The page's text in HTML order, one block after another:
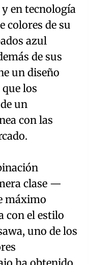
en tecnología
colores de su
azul
de sus
un diseño
los
un
con las
clase —
máximo
con el estilo
uno de los